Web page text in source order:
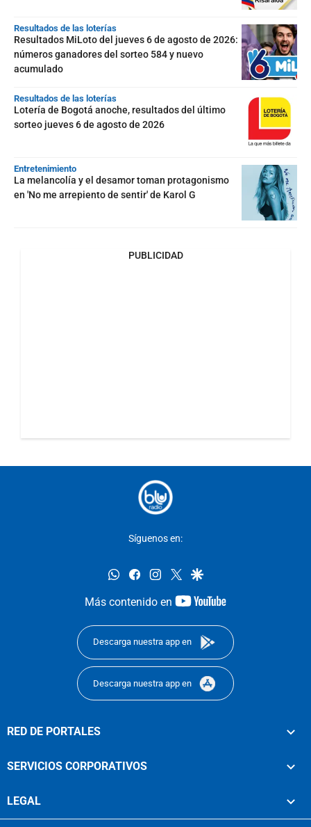
Resultados de las loterías
Resultados MiLoto del jueves 6 de agosto de 2026:
números ganadores del sorteo 584 y nuevo
acumulado
Resultados de las loterías
Lotería de Bogotá anoche, resultados del último
sorteo jueves 6 de agosto de 2026
Entretenimiento
La melancolía y el desamor toman protagonismo
en 'No me arrepiento de sentir' de Karol G
PUBLICIDAD
Síguenos en:
whatsappfacebookinstagram
twittergoogle
Más contenido en
youtube-
Descarga nuestra app en
Descarga nuestra app en
RED DE PORTALES
SERVICIOS CORPORATIVOS
LEGAL